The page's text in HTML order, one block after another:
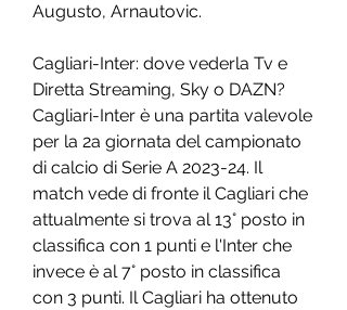
Augusto, Arnautovic.
Cagliari-Inter: dove vederla Tv e
Diretta Streaming, Sky o DAZN?
Cagliari-Inter è una partita valevole
per la 2a giornata del campionato
di calcio di Serie A 2023-24. Il
match vede di fronte il Cagliari che
attualmente si trova al 13° posto in
classifica con 1 punti e l'Inter che
invece è al 7° posto in classifica
con 3 punti. Il Cagliari ha ottenuto